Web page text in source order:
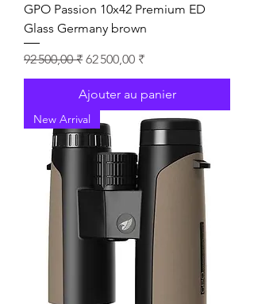
GPO Passion 10x42 Premium ED
Glass Germany brown
Prix original
92 500,00 ₹ Prix promotionnel
62 500,00 ₹
Ajouter au panier
New Arrival